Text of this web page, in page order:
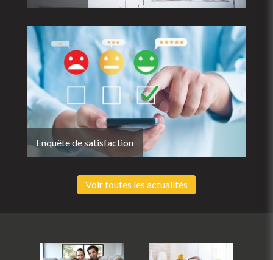
Enquête de satisfaction
Voir toutes les actualités